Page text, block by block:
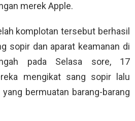
merek Apple.
komplotan tersebut berhasil
sopir dan aparat keamanan di
pada Selasa sore, 17
mengikat sang sopir lalu
bermuatan barang-barang